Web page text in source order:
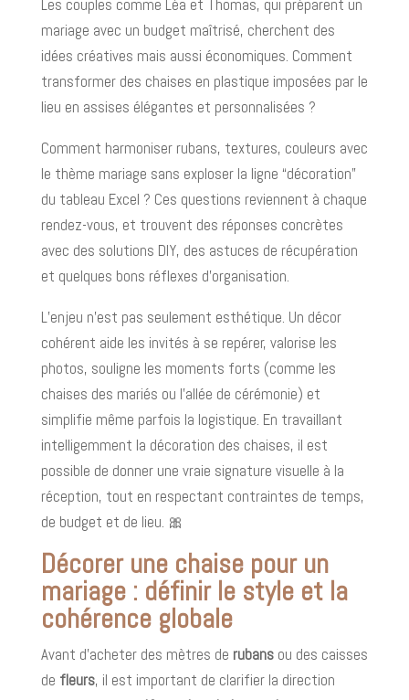
Les couples comme Léa et Thomas, qui préparent un
mariage avec un budget maîtrisé, cherchent des
idées créatives mais aussi économiques. Comment
transformer des chaises en plastique imposées par le
lieu en assises élégantes et personnalisées ?
Comment harmoniser rubans, textures, couleurs avec
le thème mariage sans exploser la ligne “décoration”
du tableau Excel ? Ces questions reviennent à chaque
rendez-vous, et trouvent des réponses concrètes
avec des solutions DIY, des astuces de récupération
et quelques bons réflexes d’organisation.
L’enjeu n’est pas seulement esthétique. Un décor
cohérent aide les invités à se repérer, valorise les
photos, souligne les moments forts (comme les
chaises des mariés ou l’allée de cérémonie) et
simplifie même parfois la logistique. En travaillant
intelligemment la décoration des chaises, il est
possible de donner une vraie signature visuelle à la
réception, tout en respectant contraintes de temps,
de budget et de lieu. 🎀
Décorer une chaise pour un
mariage : définir le style et la
cohérence globale
Avant d’acheter des mètres de rubansou des caisses
de fleurs, il est important de clarifier la direction